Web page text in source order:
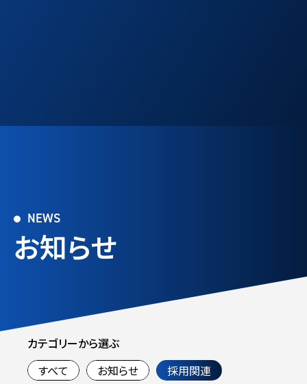
NEWS
お知らせ
カテゴリーから選ぶ
すべて
お知らせ
採用関連